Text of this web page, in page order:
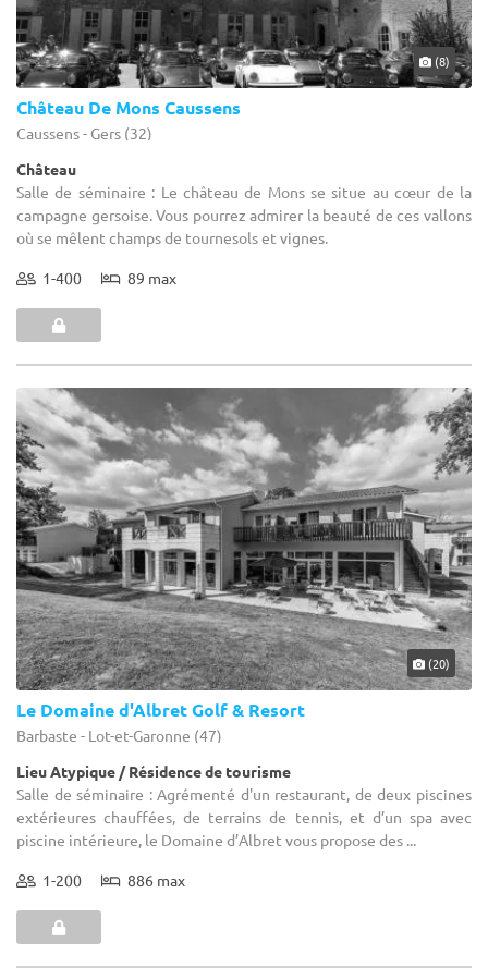
(8)
Château De Mons Caussens
Caussens - Gers (32)
Château
Salle de séminaire : Le château de Mons se situe au cœur de la
campagne gersoise. Vous pourrez admirer la beauté de ces vallons
où se mêlent champs de tournesols et vignes.
1-400 89 max
(20)
Le Domaine d'Albret Golf & Resort
Barbaste - Lot-et-Garonne (47)
Lieu Atypique / Résidence de tourisme
Salle de séminaire : Agrémenté d'un restaurant, de deux piscines
extérieures chauffées, de terrains de tennis, et d’un spa avec
piscine intérieure, le Domaine d’Albret vous propose des ...
1-200 886 max